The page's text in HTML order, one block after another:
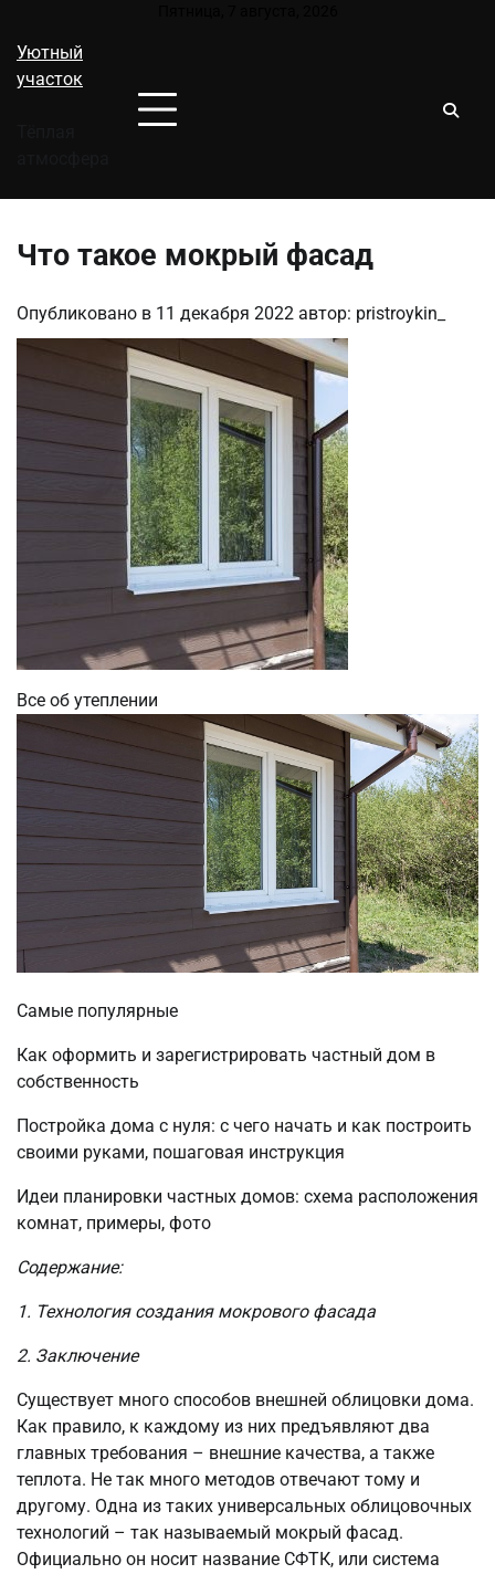
содержимому
Уютный
участок
Что такое мокрый фасад
Опубликовано в 11 декабря 2022 автор: pristroykin_
Все об утеплении
Самые популярные
Как оформить и зарегистрировать частный дом в
собственность
Постройка дома с нуля: с чего начать и как построить
своими руками, пошаговая инструкция
Идеи планировки частных домов: схема расположения
комнат, примеры, фото
Содержание:
1. Технология создания мокрового фасада
2. Заключение
Существует много способов внешней облицовки дома.
Как правило, к каждому из них предъявляют два
главных требования – внешние качества, а также
теплота. Не так много методов отвечают тому и
другому. Одна из таких универсальных облицовочных
технологий – так называемый мокрый фасад.
Официально он носит название СФТК, или система